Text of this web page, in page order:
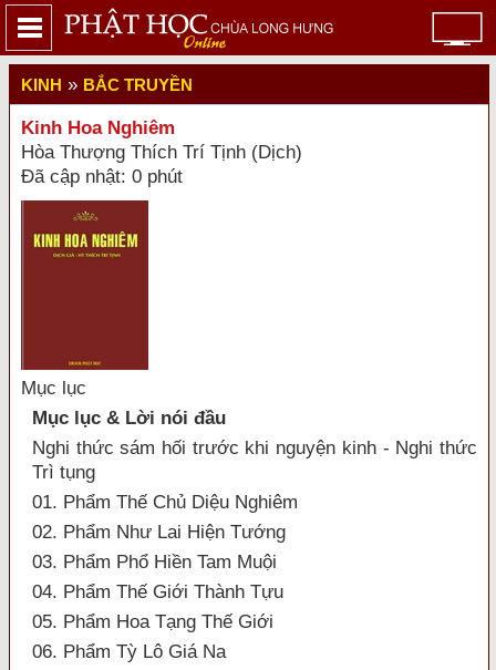
KINH » BẮC TRUYỀN
Kinh Hoa Nghiêm
Hòa Thượng Thích Trí Tịnh (Dịch)
Đã cập nhật: 0 phút
Mục lục
Mục lục & Lời nói đầu
Nghi thức sám hối trước khi nguyện kinh - Nghi thức
Trì tụng
01. Phẩm Thế Chủ Diệu Nghiêm
02. Phẩm Như Lai Hiện Tướng
03. Phẩm Phổ Hiền Tam Muội
04. Phẩm Thế Giới Thành Tựu
05. Phẩm Hoa Tạng Thế Giới
06. Phẩm Tỳ Lô Giá Na